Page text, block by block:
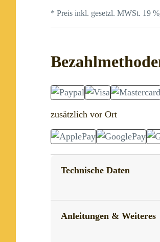
* Preis inkl. gesetzl. MWSt. 19
zusätzlich vor Ort
Technische Daten
Anleitungen & Weiteres